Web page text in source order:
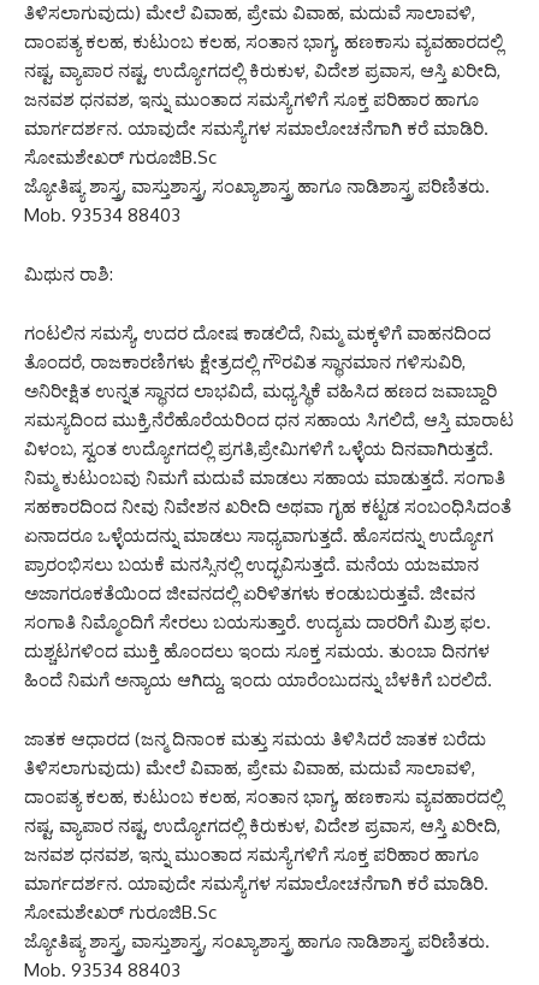
ತಿಳಿಸಲಾಗುವುದು) ಮೇಲೆ ವಿವಾಹ, ಪ್ರೇಮ ವಿವಾಹ, ಮದುವೆ ಸಾಲಾವಳಿ,
ದಾಂಪತ್ಯ ಕಲಹ, ಕುಟುಂಬ ಕಲಹ, ಸಂತಾನ ಭಾಗ್ಯ, ಹಣಕಾಸು ವ್ಯವಹಾರದಲ್ಲಿ
ನಷ್ಟ, ವ್ಯಾಪಾರ ನಷ್ಟ, ಉದ್ಯೋಗದಲ್ಲಿ ಕಿರುಕುಳ, ವಿದೇಶ ಪ್ರವಾಸ, ಆಸ್ತಿ ಖರೀದಿ,
ಜನವಶ ಧನವಶ, ಇನ್ನು ಮುಂತಾದ ಸಮಸ್ಯೆಗಳಿಗೆ ಸೂಕ್ತ ಪರಿಹಾರ ಹಾಗೂ
ಮಾರ್ಗದರ್ಶನ. ಯಾವುದೇ ಸಮಸ್ಯೆಗಳ ಸಮಾಲೋಚನೆಗಾಗಿ ಕರೆ ಮಾಡಿರಿ.
ಸೋಮಶೇಖರ್ ಗುರೂಜಿB.Sc
ಜ್ಯೋತಿಷ್ಯ ಶಾಸ್ತ್ರ, ವಾಸ್ತುಶಾಸ್ತ್ರ, ಸಂಖ್ಯಾಶಾಸ್ತ್ರ ಹಾಗೂ ನಾಡಿಶಾಸ್ತ್ರ ಪರಿಣಿತರು.
Mob. 93534 88403
ಮಿಥುನ ರಾಶಿ:
ಗಂಟಲಿನ ಸಮಸ್ಯೆ, ಉದರ ದೋಷ ಕಾಡಲಿದೆ, ನಿಮ್ಮ ಮಕ್ಕಳಿಗೆ ವಾಹನದಿಂದ
ತೊಂದರೆ, ರಾಜಕಾರಣಿಗಳು ಕ್ಷೇತ್ರದಲ್ಲಿ ಗೌರವಿತ ಸ್ಥಾನಮಾನ ಗಳಿಸುವಿರಿ,
ಅನಿರೀಕ್ಷಿತ ಉನ್ನತ ಸ್ಥಾನದ ಲಾಭವಿದೆ, ಮಧ್ಯಸ್ಥಿಕೆ ವಹಿಸಿದ ಹಣದ ಜವಾಬ್ದಾರಿ
ಸಮಸ್ಯದಿಂದ ಮುಕ್ತಿ,ನೆರೆಹೊರೆಯರಿಂದ ಧನ ಸಹಾಯ ಸಿಗಲಿದೆ, ಆಸ್ತಿ ಮಾರಾಟ
ವಿಳಂಬ, ಸ್ವಂತ ಉದ್ಯೋಗದಲ್ಲಿ ಪ್ರಗತಿ,ಪ್ರೇಮಿಗಳಿಗೆ ಒಳ್ಳೆಯ ದಿನವಾಗಿರುತ್ತದೆ.
ನಿಮ್ಮ ಕುಟುಂಬವು ನಿಮಗೆ ಮದುವೆ ಮಾಡಲು ಸಹಾಯ ಮಾಡುತ್ತದೆ. ಸಂಗಾತಿ
ಸಹಕಾರದಿಂದ ನೀವು ನಿವೇಶನ ಖರೀದಿ ಅಥವಾ ಗೃಹ ಕಟ್ಟಡ ಸಂಬಂಧಿಸಿದಂತೆ
ಏನಾದರೂ ಒಳ್ಳೆಯದನ್ನು ಮಾಡಲು ಸಾಧ್ಯವಾಗುತ್ತದೆ. ಹೊಸದನ್ನು ಉದ್ಯೋಗ
ಪ್ರಾರಂಭಿಸಲು ಬಯಕೆ ಮನಸ್ಸಿನಲ್ಲಿ ಉದ್ಭವಿಸುತ್ತದೆ. ಮನೆಯ ಯಜಮಾನ
ಅಜಾಗರೂಕತೆಯಿಂದ ಜೀವನದಲ್ಲಿ ಏರಿಳಿತಗಳು ಕಂಡುಬರುತ್ತವೆ. ಜೀವನ
ಸಂಗಾತಿ ನಿಮ್ಮೊಂದಿಗೆ ಸೇರಲು ಬಯಸುತ್ತಾರೆ. ಉದ್ಯಮ ದಾರರಿಗೆ ಮಿಶ್ರ ಫಲ.
ದುಶ್ಚಟಗಳಿಂದ ಮುಕ್ತಿ ಹೊಂದಲು ಇಂದು ಸೂಕ್ತ ಸಮಯ. ತುಂಬಾ ದಿನಗಳ
ಹಿಂದೆ ನಿಮಗೆ ಅನ್ಯಾಯ ಆಗಿದ್ದು, ಇಂದು ಯಾರೆಂಬುದನ್ನು ಬೆಳಕಿಗೆ ಬರಲಿದೆ.
ಜಾತಕ ಆಧಾರದ (ಜನ್ಮ ದಿನಾಂಕ ಮತ್ತು ಸಮಯ ತಿಳಿಸಿದರೆ ಜಾತಕ ಬರೆದು
ತಿಳಿಸಲಾಗುವುದು) ಮೇಲೆ ವಿವಾಹ, ಪ್ರೇಮ ವಿವಾಹ, ಮದುವೆ ಸಾಲಾವಳಿ,
ದಾಂಪತ್ಯ ಕಲಹ, ಕುಟುಂಬ ಕಲಹ, ಸಂತಾನ ಭಾಗ್ಯ, ಹಣಕಾಸು ವ್ಯವಹಾರದಲ್ಲಿ
ನಷ್ಟ, ವ್ಯಾಪಾರ ನಷ್ಟ, ಉದ್ಯೋಗದಲ್ಲಿ ಕಿರುಕುಳ, ವಿದೇಶ ಪ್ರವಾಸ, ಆಸ್ತಿ ಖರೀದಿ,
ಜನವಶ ಧನವಶ, ಇನ್ನು ಮುಂತಾದ ಸಮಸ್ಯೆಗಳಿಗೆ ಸೂಕ್ತ ಪರಿಹಾರ ಹಾಗೂ
ಮಾರ್ಗದರ್ಶನ. ಯಾವುದೇ ಸಮಸ್ಯೆಗಳ ಸಮಾಲೋಚನೆಗಾಗಿ ಕರೆ ಮಾಡಿರಿ.
ಸೋಮಶೇಖರ್ ಗುರೂಜಿB.Sc
ಜ್ಯೋತಿಷ್ಯ ಶಾಸ್ತ್ರ, ವಾಸ್ತುಶಾಸ್ತ್ರ, ಸಂಖ್ಯಾಶಾಸ್ತ್ರ ಹಾಗೂ ನಾಡಿಶಾಸ್ತ್ರ ಪರಿಣಿತರು.
Mob. 93534 88403